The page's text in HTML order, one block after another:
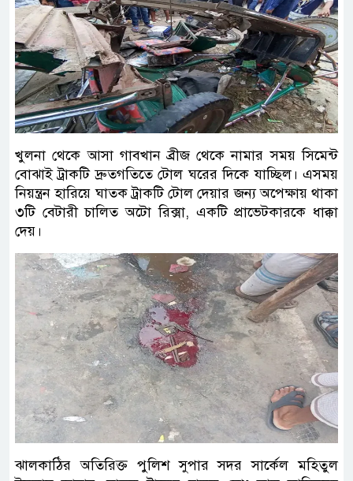
খুলনা থেকে আসা গাবখান ব্রীজ থেকে নামার সময় সিমেন্ট
বোঝাই ট্রাকটি দ্রুতগতিতে টোল ঘরের দিকে যাচ্ছিল। এসময়
নিয়ন্ত্রন হারিয়ে ঘাতক ট্রাকটি টোল দেয়ার জন্য অপেক্ষায় থাকা
৩টি বেটারী চালিত অটো রিক্সা, একটি প্রাভেটকারকে ধাক্কা
দেয়।
ঝালকাঠির অতিরিক্ত পুলিশ সুপার সদর সার্কেল মহিতুল